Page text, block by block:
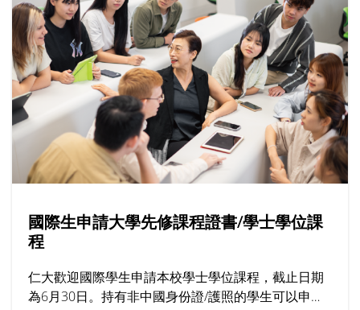
國際生申請大學先修課程證書/學士學位課
程
仁大歡迎國際學生申請本校學士學位課程，截止日期
為6月30日。持有非中國身份證/護照的學生可以申請